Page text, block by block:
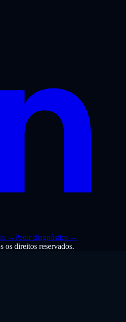
→Pedir diagnóstico→
direitos reservados.